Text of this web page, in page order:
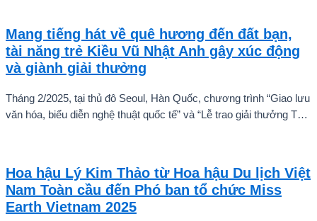
sàng chinh phục thử thách.
Mang tiếng hát về quê hương đến đất bạn,
tài năng trẻ Kiều Vũ Nhật Anh gây xúc động
và giành giải thưởng
Tháng 2/2025, tại thủ đô Seoul, Hàn Quốc, chương trình “Giao lưu
văn hóa, biểu diễn nghệ thuật quốc tế” và “Lễ trao giải thưởng Tài
ấn tượng mạnh với giọng hát trữ tình sâu lắng, mang đậm hơi thở
quê hương.
Hoa hậu Lý Kim Thảo từ Hoa hậu Du lịch Việt
Nam Toàn cầu đến Phó ban tổ chức Miss
Earth Vietnam 2025